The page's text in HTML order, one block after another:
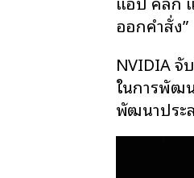
ออกคำสั่ง”
NVIDIA จั
ในการพัฒ
พัฒนาประ